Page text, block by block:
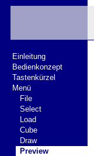
Einleitung
Bedienkonzept
Tastenkürzel
Menü
File
Select
Load
Cube
Draw
Preview